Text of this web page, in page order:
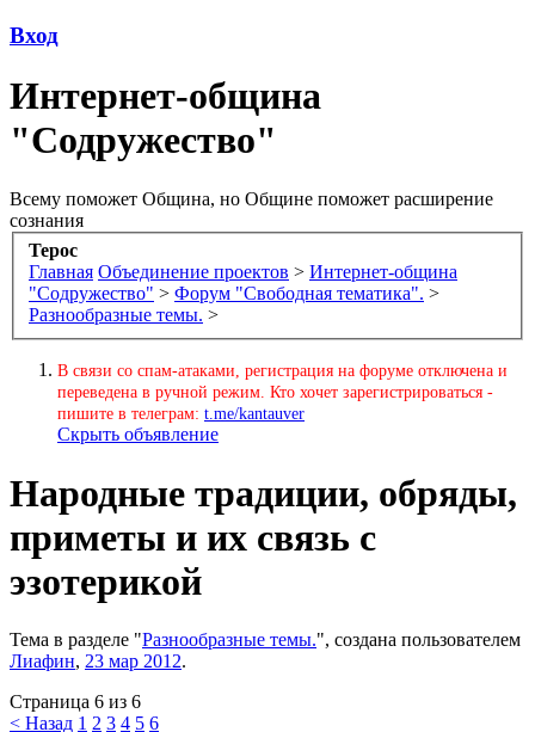
Вход
Интернет-община
"Содружество"
Всему поможет Община, но Общине поможет расширение
сознания
Терос
Главная Объединение проектов > Интернет-община
"Содружество" > Форум "Свободная тематика". >
Разнообразные темы. >
В связи со спам-атаками, регистрация на форуме отключена и
переведена в ручной режим. Кто хочет зарегистрироваться -
пишите в телеграм: t.me/kantauver
Скрыть объявление
Народные традиции, обряды,
приметы и их связь с
эзотерикой
Тема в разделе "Разнообразные темы.", создана пользователем
Лиафин, 23 мар 2012.
Страница 6 из 6
< Назад 1 2 3 4 5 6